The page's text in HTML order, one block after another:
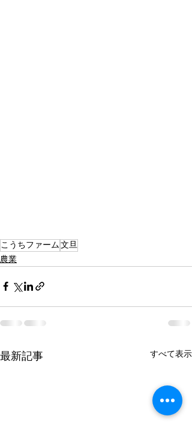
こうちファーム文旦
農業
最新記事 すべて表示